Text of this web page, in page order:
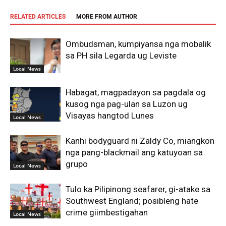
RELATED ARTICLES MORE FROM AUTHOR
Local News
Ombudsman, kumpiyansa nga mobalik
sa PH sila Legarda ug Leviste
Local News
Habagat, magpadayon sa pagdala og
kusog nga pag-ulan sa Luzon ug
Visayas hangtod Lunes
Local News
Kanhi bodyguard ni Zaldy Co, miangkon
nga pang-blackmail ang katuyoan sa
grupo
Local News
Tulo ka Pilipinong seafarer, gi-atake sa
Southwest England; posibleng hate
crime giimbestigahan